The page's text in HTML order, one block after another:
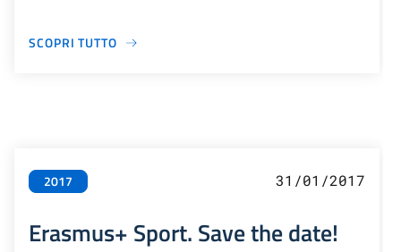
SCOPRI TUTTO
2017 31/01/2017
Erasmus+ Sport. Save the date!